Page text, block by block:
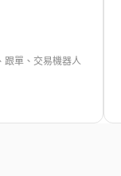
跟單、交易機器人